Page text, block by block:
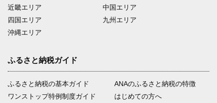
近畿エリア
四国エリア
沖縄エリア
中国エリア
九州エリア
ふるさと納税ガイド
ふるさと納税の基本ガイド
ワンストップ特例制度ガイド
ANAのふるさと納税の特徴
はじめての方へ